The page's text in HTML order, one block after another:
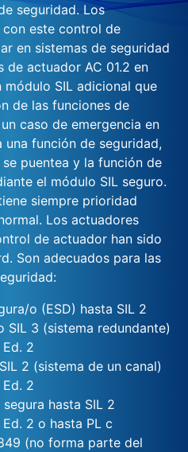
seguridad. Los
con este control de
en sistemas de seguridad
de actuador AC 01.2 en
SIL adicional que
de las funciones de
caso de emergencia en
función de seguridad,
puentea y la función de
el módulo SIL seguro.
siempre prioridad
Los actuadores
de actuador han sido
Son adecuados para las
o (ESD) hasta SIL 2
SIL 3 (sistema redundante)
2
2 (sistema de un canal)
2
hasta SIL 2
2 o hasta PL c
(no forma parte del